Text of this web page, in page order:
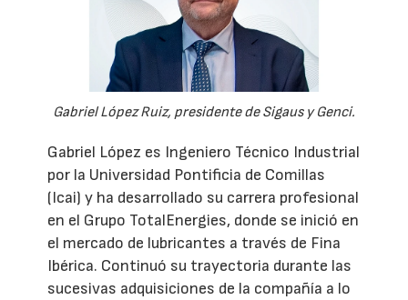
Gabriel López Ruiz, presidente de Sigaus y Genci.
Gabriel López es Ingeniero Técnico Industrial
por la Universidad Pontificia de Comillas
(Icai) y ha desarrollado su carrera profesional
en el Grupo TotalEnergies, donde se inició en
el mercado de lubricantes a través de Fina
Ibérica. Continuó su trayectoria durante las
sucesivas adquisiciones de la compañía a lo